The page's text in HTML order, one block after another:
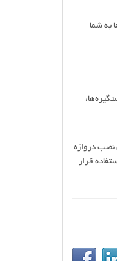
به شما
نصب دروازه
قرار